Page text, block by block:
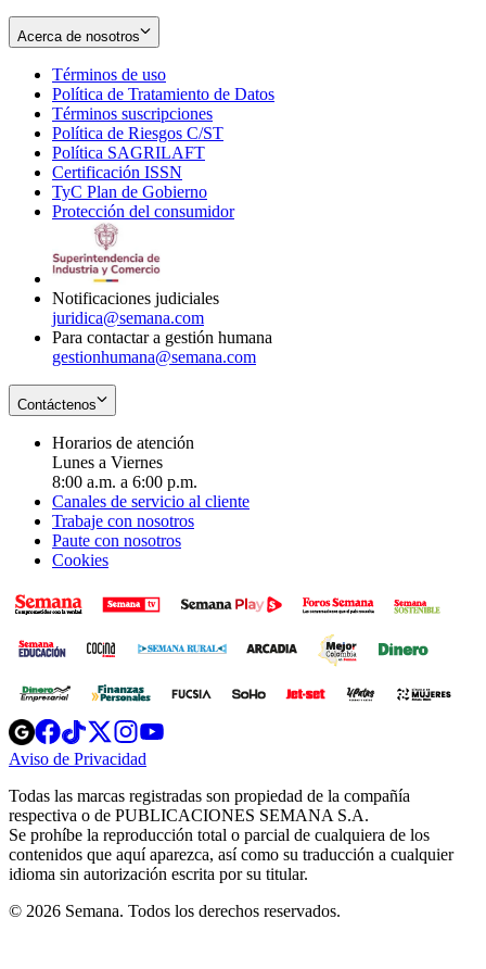
Acerca de nosotros
Términos de uso
in
new
window
Política de Tratamiento de Datos
Términos suscripciones
in
Política de Riesgos C/ST
Política SAGRILAFT
new
window
Certificación ISSN
in
new
TyC Plan de Gobierno
in
Protección del consumidorOpens
Notificaciones judiciales
juridica@semana.com
Para contactar a gestión humana
gestionhumana@semana.com
Contáctenos
Horarios de atención
Lunes a Viernes
8:00 a.m. a 6:00 p.m.
Canales de servicio al cliente
Trabaje con nosotros
Paute con nosotros
Cookies
Opens
in
new
Opens
in
new
Opens
in
new
window
Opens
new
windowwindow
Aviso de Privacidad
new
window
Todas las marcas registradas son propiedad de la compañía
respectiva o de PUBLICACIONES SEMANA S.A.
Se prohíbe la reproducción total o parcial de cualquiera de los
contenidos que aquí aparezca, así como su traducción a cualquier
idioma sin autorización escrita por su titular.
© 2026 Semana. Todos los derechos reservados.